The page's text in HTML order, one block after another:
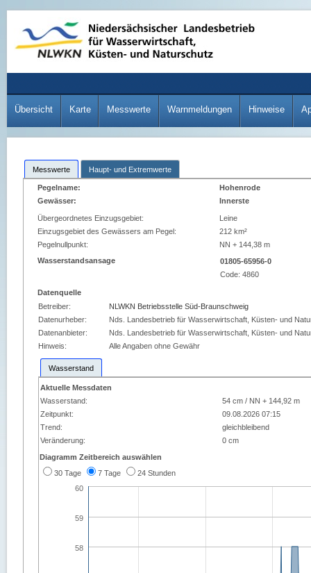
Übersicht Karte Messwerte Warnmeldungen Hinweise
Messwerte Haupt- und Extremwerte
Pegelname:
Hohenrode
Gewässer:
Innerste
Übergeordnetes Einzugsgebiet:
Leine
Einzugsgebiet des Gewässers am Pegel:
212 km²
Pegelnullpunkt:
NN + 144,38 m
Wasserstandsansage
01805-65956-0
Code:4860
Datenquelle
Betreiber:
NLWKN Betriebsstelle Süd-Braunschweig
Datenurheber:
Nds. Landesbetrieb für Wasserwirtschaft, Küsten- und
Datenanbieter:
Nds. Landesbetrieb für Wasserwirtschaft, Küsten- und
Hinweis:
Alle Angaben ohne Gewähr
Wasserstand
Aktuelle Messdaten
Wasserstand:
54 cm / NN + 144,92 m
Zeitpunkt:
09.08.2026 07:15
Trend:
gleichbleibend
Veränderung:
0 cm
Diagramm Zeitbereich auswählen
30 Tage
7 Tage 24 Stunden
58
59
60